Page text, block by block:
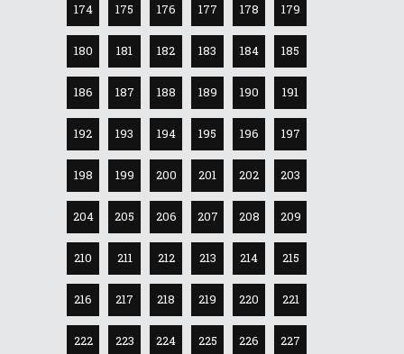
174 175 176 177 178 179
180 181 182 183 184 185
186 187 188 189 190 191
192 193 194 195 196 197
198 199 200 201 202 203
204 205 206 207 208 209
210 211 212 213 214 215
216 217 218 219 220 221
222 223 224 225 226 227